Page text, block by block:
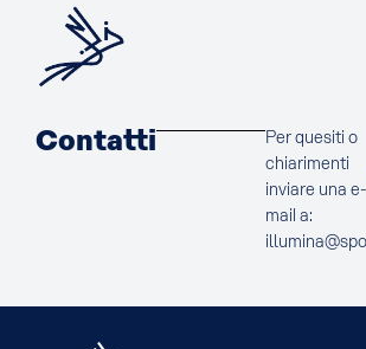
Contatti
Per quesiti o
chiarimenti
inviare una e-
mail a: